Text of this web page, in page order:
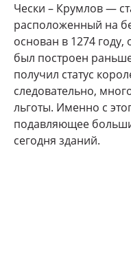
Чески – Крумлов —
расположенный на
основан в 1274
был построен
получил статус
следовательно,
льготы. Именно с
подавляющее
сегодня зданий.